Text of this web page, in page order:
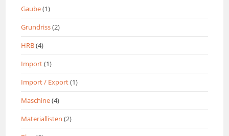
Gaube(1)
Grundriss(2)
HRB(4)
Import(1)
Import / Export(1)
Maschine(4)
Materiallisten (2)